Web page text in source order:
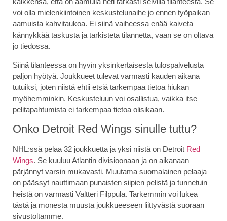
voi olla mielenkiintoinen keskustelunaihe jo ennen työpaikan
aamuista kahvitaukoa. Ei siinä vaiheessa enää kaiveta
kännykkää taskusta ja tarkisteta tilannetta, vaan se on oltava
jo tiedossa.
Siinä tilanteessa on hyvin yksinkertaisesta tulospalvelusta
paljon hyötyä. Joukkueet tulevat varmasti kauden aikana
tutuiksi, joten niistä ehtii etsiä tarkempaa tietoa hiukan
myöhemminkin. Keskusteluun voi osallistua, vaikka itse
pelitapahtumista ei tarkempaa tietoa olisikaan.
Onko Detroit Red Wings sinulle tuttu?
NHL:ssä pelaa 32 joukkuetta ja yksi niistä on Detroit Red
Wings. Se kuuluu Atlantin divisioonaan ja on aikanaan
pärjännyt varsin mukavasti. Muutama suomalainen pelaaja
on päässyt nauttimaan punaisten siipien pelistä ja tunnetuin
heistä on varmasti Valtteri Filppula. Tarkemmin voi lukea
tästä ja monesta muusta joukkueeseen liittyvästä suoraan
sivustoltamme.